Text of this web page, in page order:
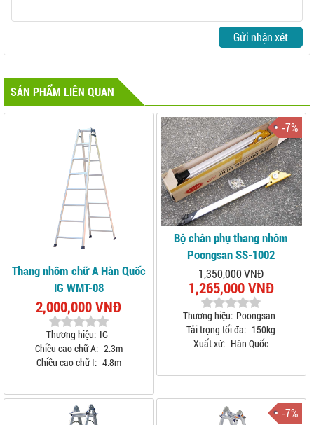
Gửi nhận xét
SẢN PHẨM LIÊN QUAN
Thang nhôm chữ A Hàn Quốc
IG WMT-08
2,000,000 VNĐ
Thương hiệu: IG
Chiều cao chữ A: 2.3m
Chiều cao chữ I: 4.8m
-7%
Bộ chân phụ thang nhôm
Poongsan SS-1002
1,350,000 VNĐ
1,265,000 VNĐ
Thương hiệu: Poongsan
Tải trọng tối đa: 150kg
Xuất xứ: Hàn Quốc
-7%